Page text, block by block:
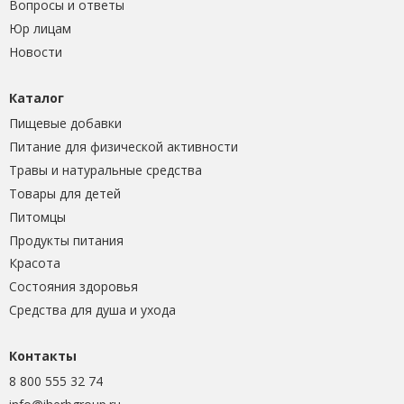
Вопросы и ответы
Юр лицам
Новости
Каталог
Пищевые добавки
Питание для физической активности
Травы и натуральные средства
Товары для детей
Питомцы
Продукты питания
Красота
Состояния здоровья
Средства для душа и ухода
Контакты
8 800 555 32 74